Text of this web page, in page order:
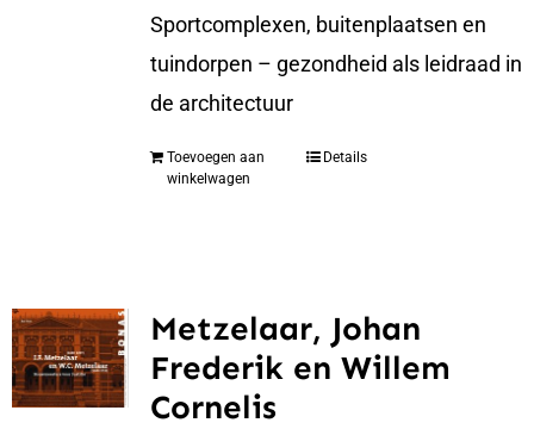
Sportcomplexen, buitenplaatsen en
tuindorpen – gezondheid als leidraad in
de architectuur
Toevoegen aan
winkelwagen
Details
Metzelaar, Johan
Frederik en Willem
Cornelis